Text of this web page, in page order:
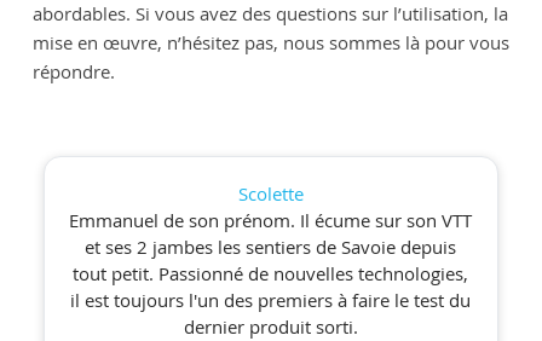
abordables. Si vous avez des questions sur l’utilisation, la
mise en œuvre, n’hésitez pas, nous sommes là pour vous
répondre.
Scolette
Emmanuel de son prénom. Il écume sur son VTT
et ses 2 jambes les sentiers de Savoie depuis
tout petit. Passionné de nouvelles technologies,
il est toujours l'un des premiers à faire le test du
dernier produit sorti.